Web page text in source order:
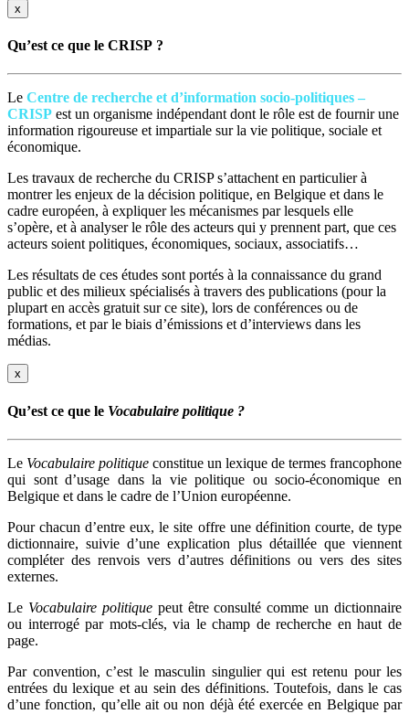
x
Qu’est ce que le CRISP ?
Le Centre de recherche et d’information socio-politiques –
CRISP est un organisme indépendant dont le rôle est de fournir une
information rigoureuse et impartiale sur la vie politique, sociale et
économique.
Les travaux de recherche du CRISP s’attachent en particulier à
montrer les enjeux de la décision politique, en Belgique et dans le
cadre européen, à expliquer les mécanismes par lesquels elle
s’opère, et à analyser le rôle des acteurs qui y prennent part, que ces
acteurs soient politiques, économiques, sociaux, associatifs…
Les résultats de ces études sont portés à la connaissance du grand
public et des milieux spécialisés à travers des publications (pour la
plupart en accès gratuit sur ce site), lors de conférences ou de
formations, et par le biais d’émissions et d’interviews dans les
médias.
x
Qu’est ce que le Vocabulaire politique ?
Le Vocabulaire politique constitue un lexique de termes francophone
qui sont d’usage dans la vie politique ou socio-économique en
Belgique et dans le cadre de l’Union européenne.
Pour chacun d’entre eux, le site offre une définition courte, de type
dictionnaire, suivie d’une explication plus détaillée que viennent
compléter des renvois vers d’autres définitions ou vers des sites
externes.
Le Vocabulaire politiquepeut être consulté comme un dictionnaire
ou interrogé par mots-clés, via le champ de recherche en haut de
page.
Par convention, c’est le masculin singulier qui est retenu pour les
entrées du lexique et au sein des définitions. Toutefois, dans le cas
d’une fonction, qu’elle ait ou non déjà été exercée en Belgique par